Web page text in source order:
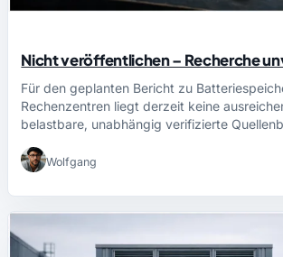
Nicht veröffentlichen – Recherche
Für den geplanten Bericht zu
Rechenzentren liegt derzeit keine
belastbare, unabhängig verifizierte
Wolfgang